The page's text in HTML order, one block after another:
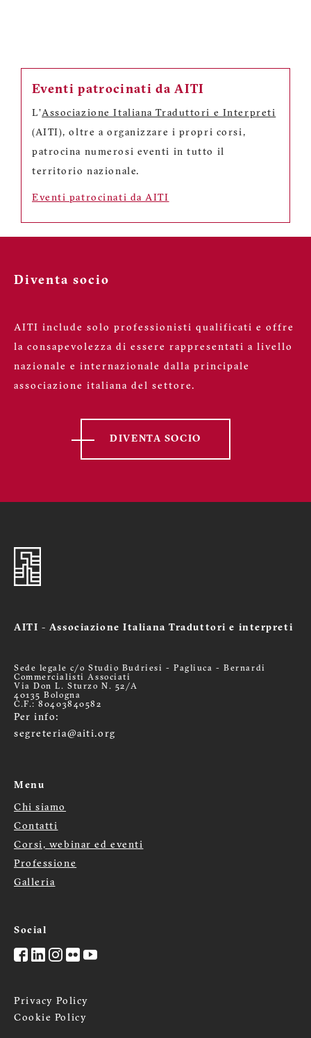
Eventi patrocinati da AITI
L'Associazione Italiana Traduttori e Interpreti
(AITI), oltre a organizzare i propri corsi,
patrocina numerosi eventi in tutto il
territorio nazionale.
Eventi patrocinati da AITI
Diventa socio
AITI include solo professionisti qualificati e offre
la consapevolezza di essere rappresentati a livello
nazionale e internazionale dalla principale
associazione italiana del settore.
DIVENTA SOCIO
AITI - Associazione Italiana Traduttori e interpreti
Sede legale c/o Studio Budriesi - Pagliuca - Bernardi
Commercialisti Associati
Via Don L. Sturzo N. 52/A
40135 Bologna
C.F.: 80403840582
Per info:
segreteria@aiti.org
Menu
Menù
footer
Chi siamo
Contatti
Corsi, webinar ed eventi
Professione
Galleria
Social
Privacy Policy
Cookie Policy